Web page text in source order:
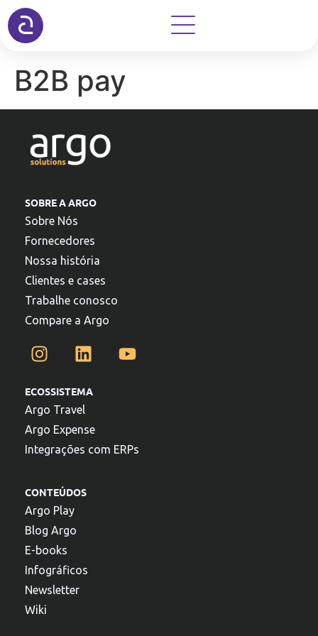
B2B pay
SOBRE A ARGO
Sobre Nós
Fornecedores
Nossa história
Clientes e cases
Trabalhe conosco
Compare a Argo
ECOSSISTEMA
Argo Travel
Argo Expense
Integrações com ERPs
CONTEÚDOS
Argo Play
Blog Argo
E-books
Infográficos
Newsletter
Wiki